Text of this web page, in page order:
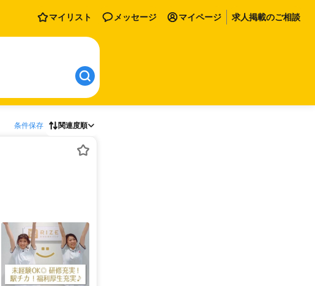
マイリスト メッセージ マイページ 求人掲載のご相談
条件保存 関連度順